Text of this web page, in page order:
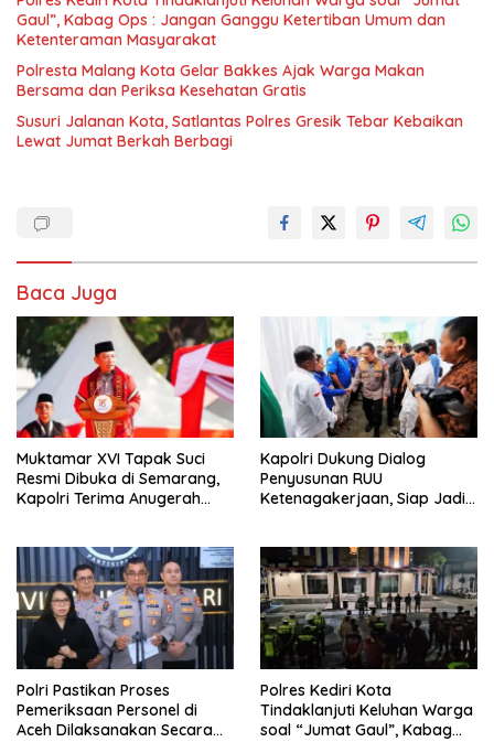
Gaul”, Kabag Ops : Jangan Ganggu Ketertiban Umum dan
Ketenteraman Masyarakat
Polresta Malang Kota Gelar Bakkes Ajak Warga Makan
Bersama dan Periksa Kesehatan Gratis
Susuri Jalanan Kota, Satlantas Polres Gresik Tebar Kebaikan
Lewat Jumat Berkah Berbagi
Baca Juga
Muktamar XVI Tapak Suci
Resmi Dibuka di Semarang,
Kapolri Terima Anugerah
Kapolri Dukung Dialog
Penyusunan RUU
Ketenagakerjaan, Siap Jadi
Polri Pastikan Proses
Pemeriksaan Personel di
Aceh Dilaksanakan Secara
Polres Kediri Kota
Tindaklanjuti Keluhan Warga
soal “Jumat Gaul”, Kabag